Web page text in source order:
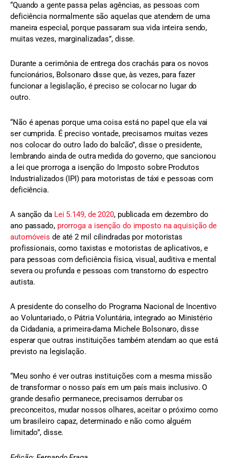
“Quando a gente passa pelas agências, as pessoas com
deficiência normalmente são aquelas que atendem de uma
maneira especial, porque passaram sua vida inteira sendo,
muitas vezes, marginalizadas”, disse.
Durante a cerimônia de entrega dos crachás para os novos
funcionários, Bolsonaro disse que, às vezes, para fazer
funcionar a legislação, é preciso se colocar no lugar do
outro.
“Não é apenas porque uma coisa está no papel que ela vai
ser cumprida. É preciso vontade, precisamos muitas vezes
nos colocar do outro lado do balcão”, disse o presidente,
lembrando ainda de outra medida do governo, que sancionou
a lei que prorroga a isenção do Imposto sobre Produtos
Industrializados (IPI) para motoristas de táxi e pessoas com
deficiência.
A sanção da Lei 5.149, de 2020, publicada em dezembro do
ano passado, prorroga a isenção do imposto na aquisição de
automóveis de até 2 mil cilindradas por motoristas
profissionais, como taxistas e motoristas de aplicativos, e
para pessoas com deficiência física, visual, auditiva e mental
severa ou profunda e pessoas com transtorno do espectro
autista.
A presidente do conselho do Programa Nacional de Incentivo
ao Voluntariado, o Pátria Voluntária, integrado ao Ministério
da Cidadania, a primeira-dama Michele Bolsonaro, disse
esperar que outras instituições também atendam ao que está
previsto na legislação.
“Meu sonho é ver outras instituições com a mesma missão
de transformar o nosso país em um país mais inclusivo. O
grande desafio permanece, precisamos derrubar os
preconceitos, mudar nossos olhares, aceitar o próximo como
um brasileiro capaz, determinado e não como alguém
limitado”, disse.